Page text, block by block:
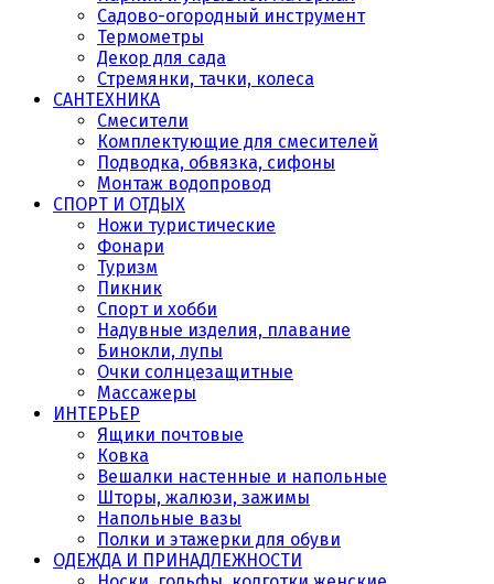
Садово-огородный инструмент
Термометры
Декор для сада
Стремянки, тачки, колеса
САНТЕХНИКА
Смесители
Комплектующие для смесителей
Подводка, обвязка, сифоны
Монтаж водопровод
СПОРТ И ОТДЫХ
Ножи туристические
Фонари
Туризм
Пикник
Спорт и хобби
Надувные изделия, плавание
Бинокли, лупы
Очки солнцезащитные
Массажеры
ИНТЕРЬЕР
Ящики почтовые
Ковка
Вешалки настенные и напольные
Шторы, жалюзи, зажимы
Напольные вазы
Полки и этажерки для обуви
ОДЕЖДА И ПРИНАДЛЕЖНОСТИ